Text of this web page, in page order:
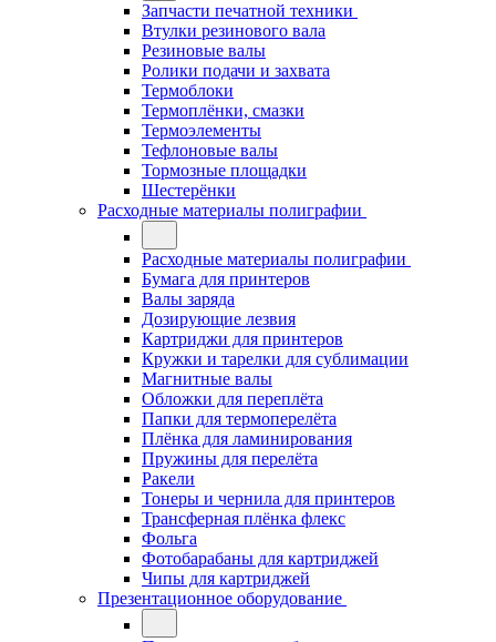
Запчасти печатной техники
Втулки резинового вала
Резиновые валы
Ролики подачи и захвата
Термоблоки
Термоплёнки, смазки
Термоэлементы
Тефлоновые валы
Тормозные площадки
Шестерёнки
Расходные материалы полиграфии
Расходные материалы полиграфии
Бумага для принтеров
Валы заряда
Дозирующие лезвия
Картриджи для принтеров
Кружки и тарелки для сублимации
Магнитные валы
Обложки для переплёта
Папки для термоперелёта
Плёнка для ламинирования
Пружины для перелёта
Ракели
Тонеры и чернила для принтеров
Трансферная плёнка флекс
Фольга
Фотобарабаны для картриджей
Чипы для картриджей
Презентационное оборудование